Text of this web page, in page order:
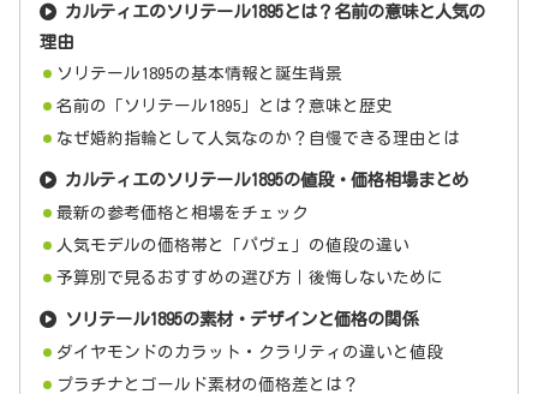
カルティエのソリテール1895とは？名前の意味と人気の
理由
ソリテール1895の基本情報と誕生背景
名前の「ソリテール1895」とは？意味と歴史
なぜ婚約指輪として人気なのか？自慢できる理由とは
カルティエのソリテール1895の値段・価格相場まとめ
最新の参考価格と相場をチェック
人気モデルの価格帯と「パヴェ」の値段の違い
予算別で見るおすすめの選び方｜後悔しないために
ソリテール1895の素材・デザインと価格の関係
ダイヤモンドのカラット・クラリティの違いと値段
プラチナとゴールド素材の価格差とは？